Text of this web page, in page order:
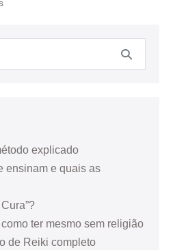
explicado
ensinam e quais as
ter mesmo sem religião
de Reiki completo